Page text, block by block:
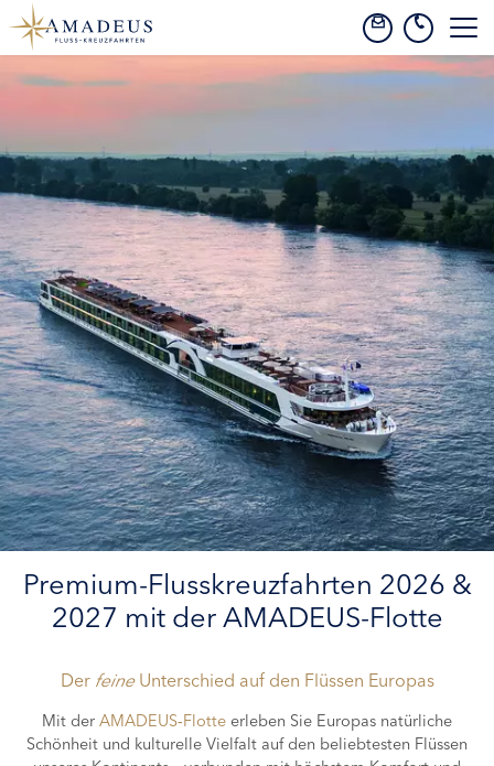
Premium-Flusskreuzfahrten 2026 &
2027 mit der AMADEUS-Flotte
Der feine Unterschied auf den Flüssen Europas
Mit der AMADEUS‑Flotte erleben Sie Europas natürliche
Schönheit und kulturelle Vielfalt auf den beliebtesten Flüssen